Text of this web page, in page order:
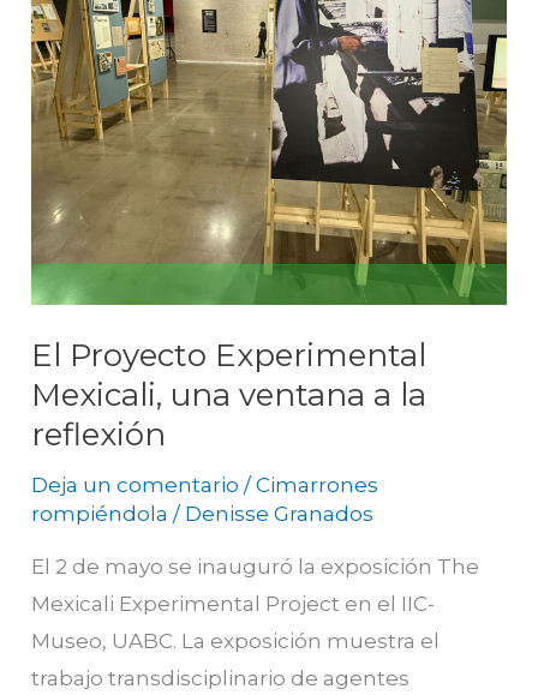
El Proyecto Experimental
Mexicali, una ventana a la
reflexión
Deja un comentario /Cimarrones
rompiéndola / Denisse Granados
El 2 de mayo se inauguró la exposición The
Mexicali Experimental Project en el IIC-
Museo, UABC. La exposición muestra el
trabajo transdisciplinario de agentes
ventana
a
la
reflexión